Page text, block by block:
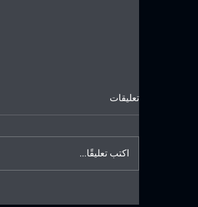
التطوير المؤسسي للترايثلون
تعليقات
اكتب تعليقًا...